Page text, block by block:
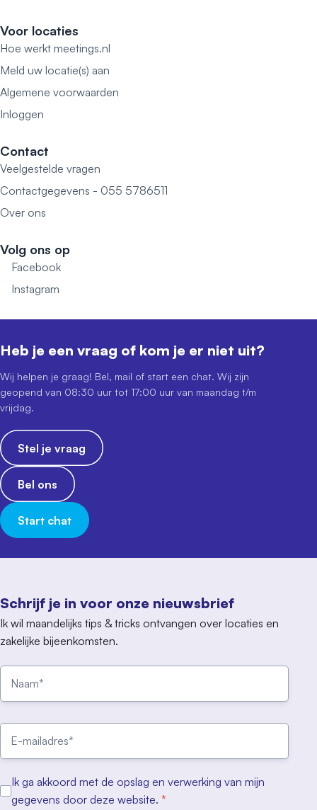
Voor locaties
Hoe werkt meetings.nl
Meld uw locatie(s) aan
Algemene voorwaarden
Inloggen
Contact
Veelgestelde vragen
Contactgegevens - 055 5786511
Over ons
Volg ons op
Facebook
Instagram
Schrijf je in voor onze nieuwsbrief
Ik wil maandelijks tips & tricks ontvangen over locaties en
zakelijke bijeenkomsten.
Ik ga akkoord met de opslag en verwerking van mijn
gegevens door deze website. *
Heb je een vraag of kom je er niet uit?
Wij helpen je graag! Bel, mail of start een chat. Wij zijn
geopend van 08:30 uur tot 17:00 uur van maandag t/m
vrijdag.
Stel je vraag
Bel ons
Start chat